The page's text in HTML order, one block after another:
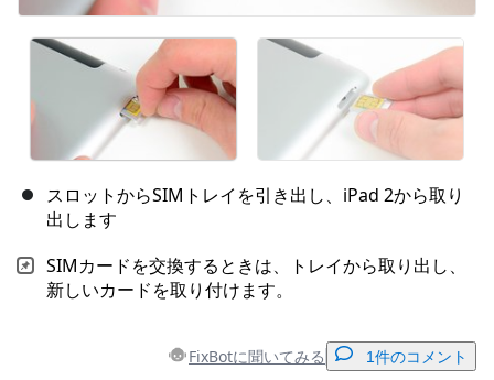
スロットからSIMトレイを引き出し、iPad 2から取り
出します
SIMカードを交換するときは、トレイから取り出し、
新しいカードを取り付けます。
FixBotに聞いてみる 1件のコメント